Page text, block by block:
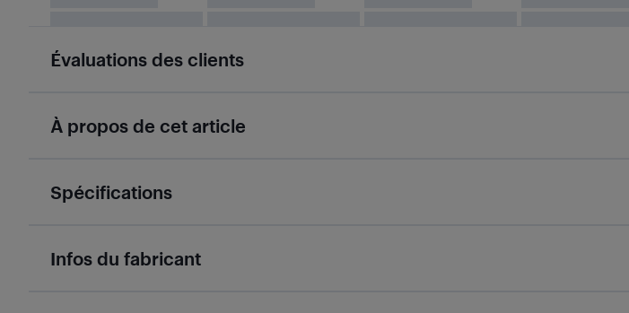
Évaluations des clients
À propos de cet article
Spécifications
Infos du fabricant